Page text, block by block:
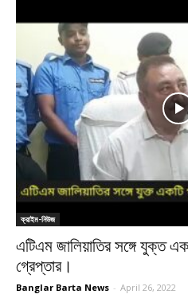
ক্রাইম-নিউজ
এটিএম জালিয়াতির সঙ্গে যুক্ত
গ্রেপ্তার।
Banglar Barta News - April 26, 2022